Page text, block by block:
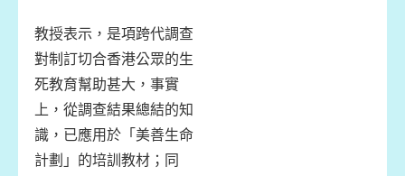
教授表示，是項跨代調查
對制訂切合香港公眾的生
死教育幫助甚大，事實
上，從調查結果總結的知
識，已應用於「美善生命
計劃」的培訓教材；同